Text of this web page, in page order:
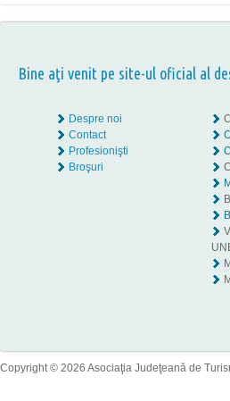
Bine aţi venit pe site-ul oficial al
Despre noi
Contact
Profesionişti
Broşuri
Copyright © 2026 Asociaţia Judeţeană de